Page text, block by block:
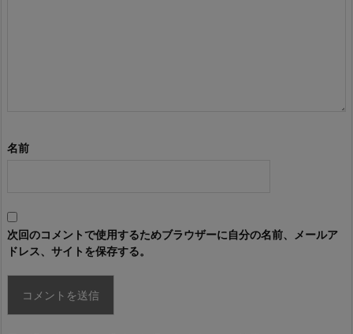
名前
次回のコメントで使用するためブラウザーに自分の名前、メールア
ドレス、サイトを保存する。